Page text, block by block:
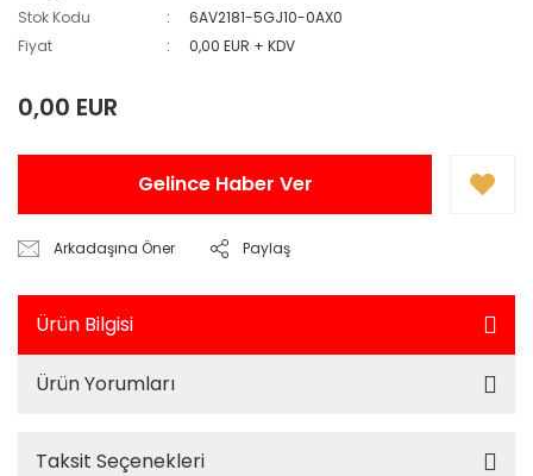
Stok Kodu
6AV2181-5GJ10-0AX0
Fiyat
0,00 EUR + KDV
0,00 EUR
Gelince Haber Ver
Arkadaşına Öner Paylaş
Ürün Bilgisi
Ürün Yorumları
Taksit Seçenekleri